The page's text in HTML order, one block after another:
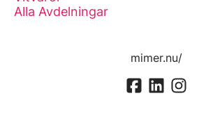
Alla Avdelningar
mimer.nu/